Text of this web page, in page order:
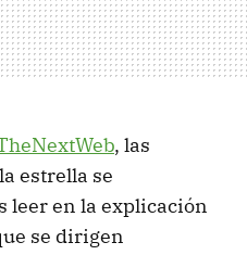
, las
estrella se
leer en la explicación
se dirigen